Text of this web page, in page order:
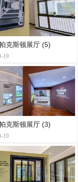
克斯顿展厅 (5)
19
克斯顿展厅 (3)
19